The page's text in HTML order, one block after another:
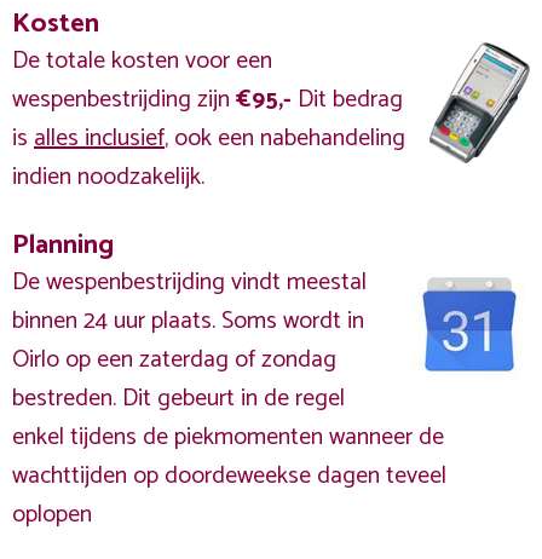
Kosten
De totale kosten voor een
wespenbestrijding zijn€95,- Dit bedrag
isalles inclusief, ook een nabehandeling
indien noodzakelijk.
Planning
De wespenbestrijding vindt meestal
binnen 24 uur plaats. Soms wordt in
Oirlo op een zaterdag of zondag
bestreden. Dit gebeurt in de regel
enkel tijdens de piekmomenten wanneer de
wachttijden op doordeweekse dagen teveel
oplopen